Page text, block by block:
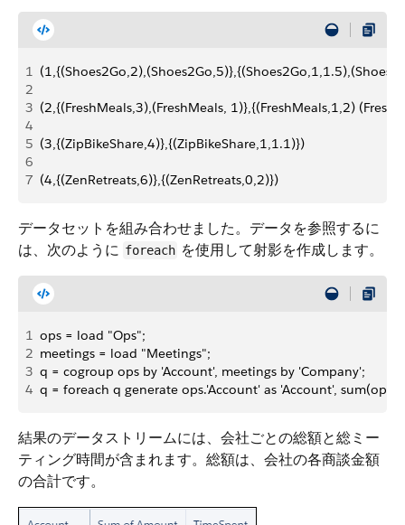
1
2
3 (2,{(FreshMeals,3),(FreshMeals, 1)},{(FreshMeals,1,2)
4
5 (3,{(ZipBikeShare,4)},{(ZipBikeShare,1,1.1)})
6
7 (4,{(ZenRetreats,6)},{(ZenRetreats,0,2)})
データセットを組み合わせました。データを参照するに
は、次のように foreach を使用して射影を作成します。
1 ops = load "Ops";
2 meetings = load "Meetings";
3 q = cogroup ops by 'Account', meetings by 'Company';
4 q = foreach q generate ops.'Account' as 'Account',
結果のデータストリームには、会社ごとの総額と総ミー
ティング時間が含まれます。総額は、会社の各商談金額
の合計です。